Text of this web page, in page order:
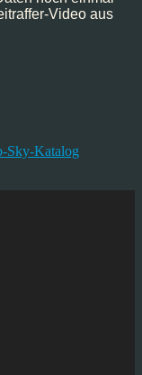
Video aus
Sky-Katalog